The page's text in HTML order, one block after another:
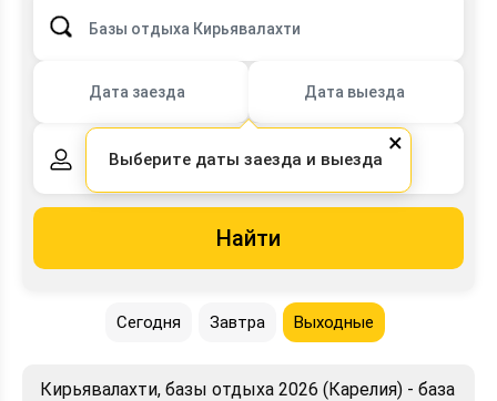
Базы отдыха Кирьявалахти
Дата заезда Дата выезда
2 взрослых,0 детей
Найти
Сегодня Завтра Выходные
Кирьявалахти, базы отдыха 2026 (Карелия) - база
×
Выберите даты заезда и выезда